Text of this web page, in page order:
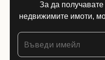
За да
недвижимите имоти,